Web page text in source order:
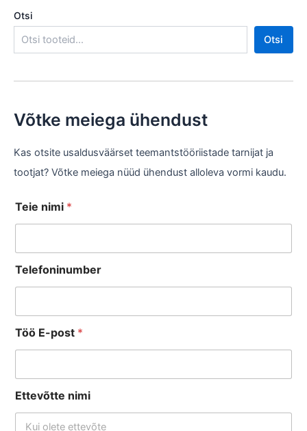
Otsi
Otsi
Võtke meiega ühendust
Kas otsite usaldusväärset teemantstööriistade tarnijat ja
tootjat? Võtke meiega nüüd ühendust alloleva vormi kaudu.
Teie nimi *
Telefoninumber
Töö E-post *
Ettevõtte nimi